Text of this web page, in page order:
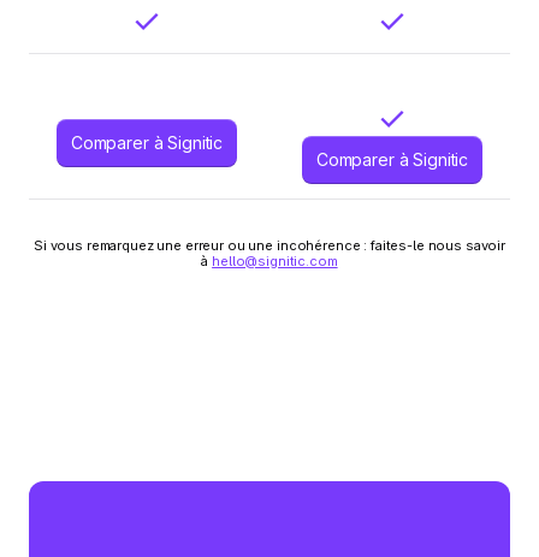
Comparer à Signitic
Comparer à Signitic
Si vous remarquez une erreur ou une incohérence : faites-le nous savoir
à hello@signitic.com